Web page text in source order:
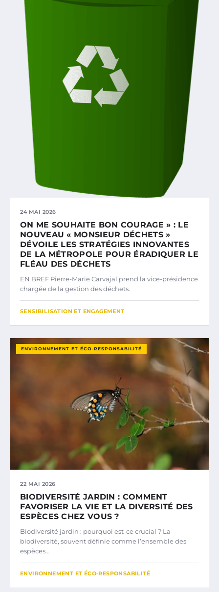
24 MAI 2026
ON ME SOUHAITE BON COURAGE » : LE
NOUVEAU « MONSIEUR DÉCHETS »
DÉVOILE LES STRATÉGIES INNOVANTES
DE LA MÉTROPOLE POUR ÉRADIQUER LE
FLÉAU DES DÉCHETS
EN BREF Pierre-Marie Carvajal prend la vice-présidence
chargée de la gestion des déchets.
SENSIBILISATION ET ENGAGEMENT
ENVIRONNEMENT ET ÉCO-RESPONSABILITÉ
22 MAI 2026
BIODIVERSITÉ JARDIN : COMMENT
FAVORISER LA VIE ET LA DIVERSITÉ DES
ESPÈCES CHEZ VOUS ?
Biodiversité jardin : pourquoi est-ce crucial ? La
biodiversité, souvent définie comme l’ensemble des
espèces…
ENVIRONNEMENT ET ÉCO-RESPONSABILITÉ